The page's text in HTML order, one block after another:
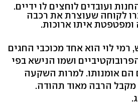
ועובדים לוחצים לו ידיים.
לקוחה שעוצרת את רכבה
איתו ארוכות.
רמי לוי הוא אחד מכוכבי החגים
ושמו הנישא בפי
הם אומנותו. למרות השקעה
הרבה מאוד תהודה.